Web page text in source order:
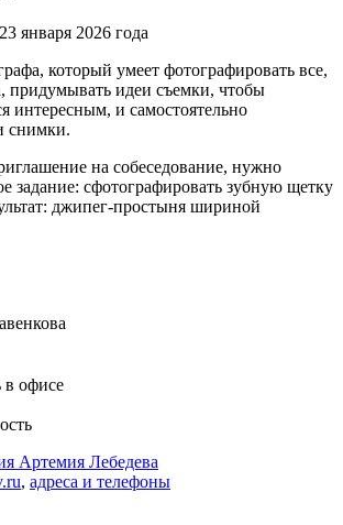
января 2026 года
который умеет фотографировать все,
придумывать идеи съемки, чтобы
интересным, и самостоятельно
снимки.
на собеседование, нужно
задание: сфотографировать зубную щетку
джипег-простыня шириной
в офисе
Артемия Лебедева
, адреса и телефоны